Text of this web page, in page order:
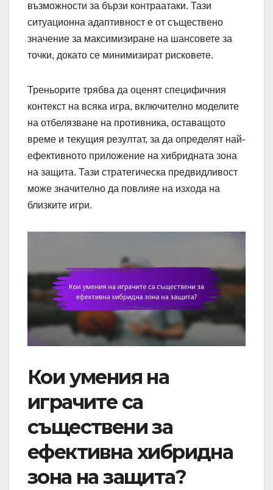
възможности за бързи контраатаки. Тази
ситуационна адаптивност е от съществено
значение за максимизиране на шансовете за
точки, докато се минимизират рисковете.
Треньорите трябва да оценят специфичния
контекст на всяка игра, включително моделите
на отбелязване на противника, оставащото
време и текущия резултат, за да определят най-
ефективното приложение на хибридната зона
на защита. Тази стратегическа предвидливост
може значително да повлияе на изхода на
близките игри.
Кои умения на
играчите са
съществени за
ефективна хибридна
зона на защита?